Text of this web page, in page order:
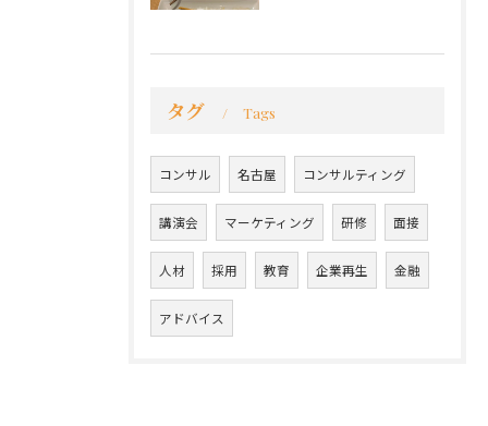
タグ Tags
コンサル 名古屋 コンサルティング
講演会 マーケティング 研修 面接
人材 採用 教育 企業再生 金融
アドバイス